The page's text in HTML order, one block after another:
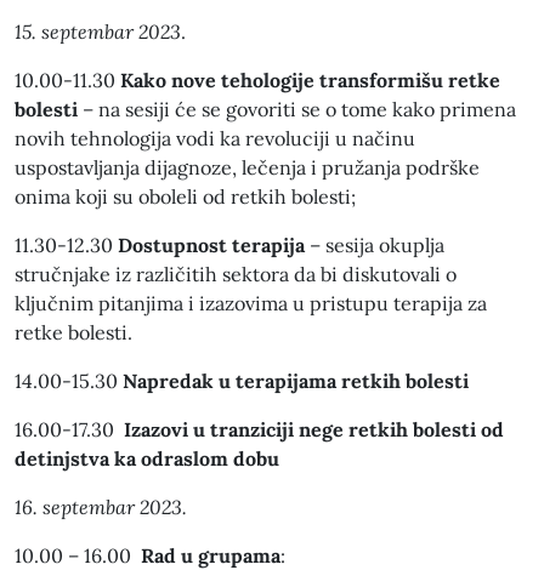
15. septembar 2023.
10.00-11.30 Kako nove tehologije transformišu retke
bolesti – na sesiji će se govoriti se o tome kako primena
novih tehnologija vodi ka revoluciji u načinu
uspostavljanja dijagnoze, lečenja i pružanja podrške
onima koji su oboleli od retkih bolesti;
11.30-12.30 Dostupnost terapija– sesija okuplja
stručnjake iz različitih sektora da bi diskutovali o
ključnim pitanjima i izazovima u pristupu terapija za
retke bolesti.
14.00-15.30 Napredak u terapijama retkih bolesti
16.00-17.30 Izazovi u tranziciji nege retkih bolesti od
detinjstva ka odraslom dobu
16. septembar 2023.
10.00 – 16.00 Rad u grupama: